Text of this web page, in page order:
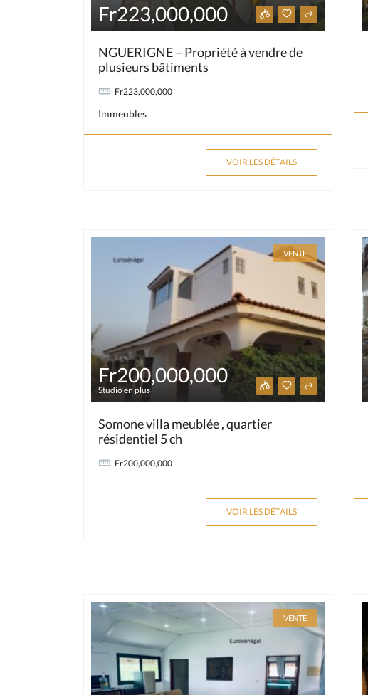
Fr223,000,000
NGUERIGNE – Propriété à vendre de
plusieurs bâtiments
Fr223,000,000
Immeubles
VOIR LES DÉTAILS
VENTE
Fr200,000,000
Studio en plus
Somone villa meublée , quartier
résidentiel 5 ch
Fr200,000,000
VOIR LES DÉTAILS
VENTE